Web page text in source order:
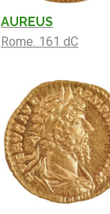
AUREUS
Rome. 161 dC